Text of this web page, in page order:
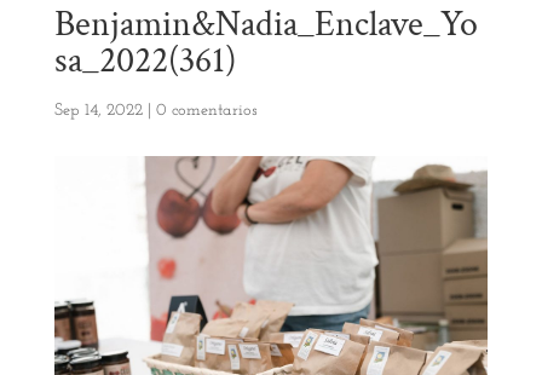
Benjamin&Nadia_Enclave_Yo
sa_2022(361)
Sep 14, 2022| 0 comentarios